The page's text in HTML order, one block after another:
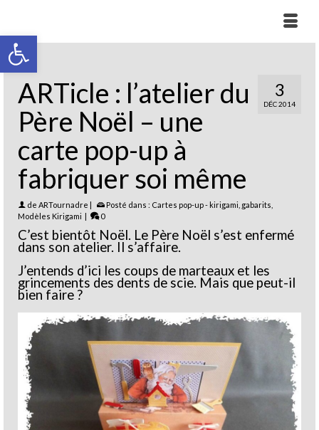
Ouvrir la barre d’outils
3
DÉC 2014
ARTicle : l’atelier du
Père Noël – une
carte pop-up à
fabriquer soi même
de ARTournadre | Posté dans : Cartes pop-up - kirigami gabarits
Modèles Kirigami | 0
C’est bientôt Noël. Le Père Noël s’est enfermé
dans son atelier. Il s’affaire.
J’entends d’ici les coups de marteaux et les
grincements des dents de scie. Mais que peut-il
bien faire ?